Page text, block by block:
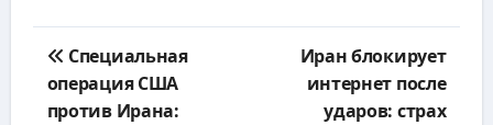
по
записям
Специальная
операция США
против Ирана:
Иран блокирует
интернет после
ударов: страх